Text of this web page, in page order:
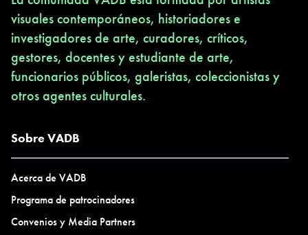
visuales contemporáneos, historiadores e
investigadores de arte, curadores, críticos,
gestores, docentes y estudiante de arte,
funcionarios públicos, galeristas, coleccionistas y
otros agentes culturales.
Sobre VADB
Acerca de VADB
Programa de patrocinadores
Convenios y Media Partners